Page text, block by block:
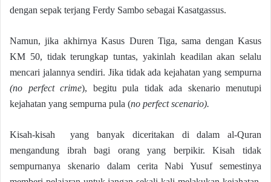
dengan sepak terjang Ferdy Sambo sebagai Kasatgassus.
Namun, jika akhirnya Kasus Duren Tiga, sama dengan Kasus
KM 50, tidak terungkap tuntas, yakinlah keadilan akan selalu
mencari jalannya sendiri. Jika tidak ada kejahatan yang sempurna
(no perfect crime), begitu pula tidak ada skenario menutupi
kejahatan yang sempurna pula (no perfect scenario).
Kisah-kisah yang banyak diceritakan di dalam al-Quran
mengandung ibrah bagi orang yang berpikir. Kisah tidak
sempurnanya skenario dalam cerita Nabi Yusuf semestinya